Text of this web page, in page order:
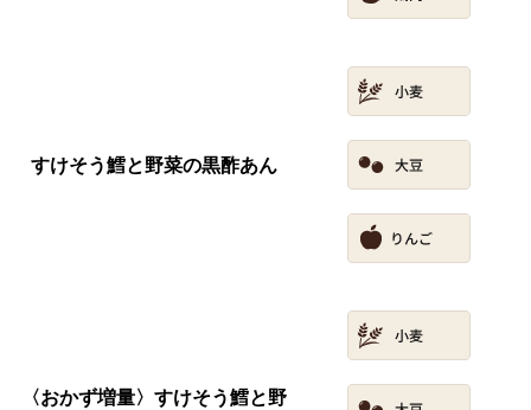
すけそう鱈と野菜の黒酢あん
〈おかず増量〉すけそう鱈と野